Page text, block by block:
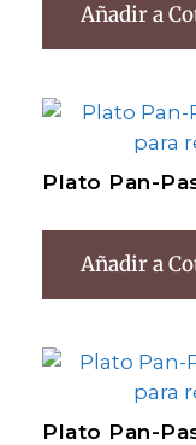
Añadir a
Plato Pan-
Añadir a
Plato Pan-